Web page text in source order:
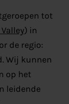
tot
) in
de regio:
Wij kunnen
op het
leidende